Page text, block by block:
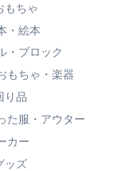
もちゃ
・絵本
・ブロック
もちゃ・楽器
り品
た服・アウター
カー
ッズ